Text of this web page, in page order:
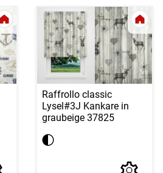
Raffrollo classic
Lysel #3J Kankare in
graubeige 37825